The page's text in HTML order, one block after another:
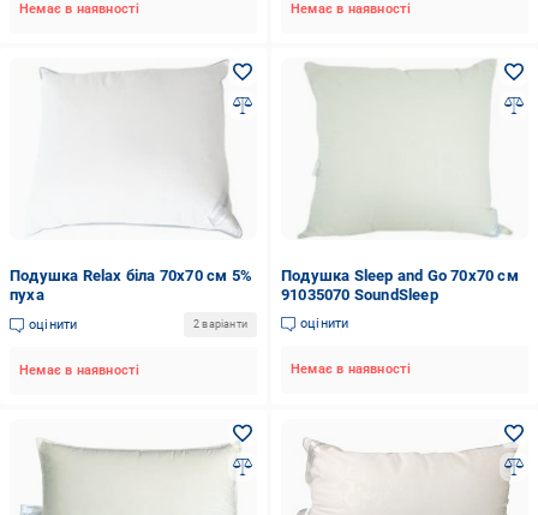
Немає в наявності Немає в наявності
Подушка Relax біла 70x70 см 5%
пуха
оцінити 2 варіанти
Немає в наявності
Подушка Sleep and Go 70x70 см
91035070 SoundSleep
оцінити
Немає в наявності